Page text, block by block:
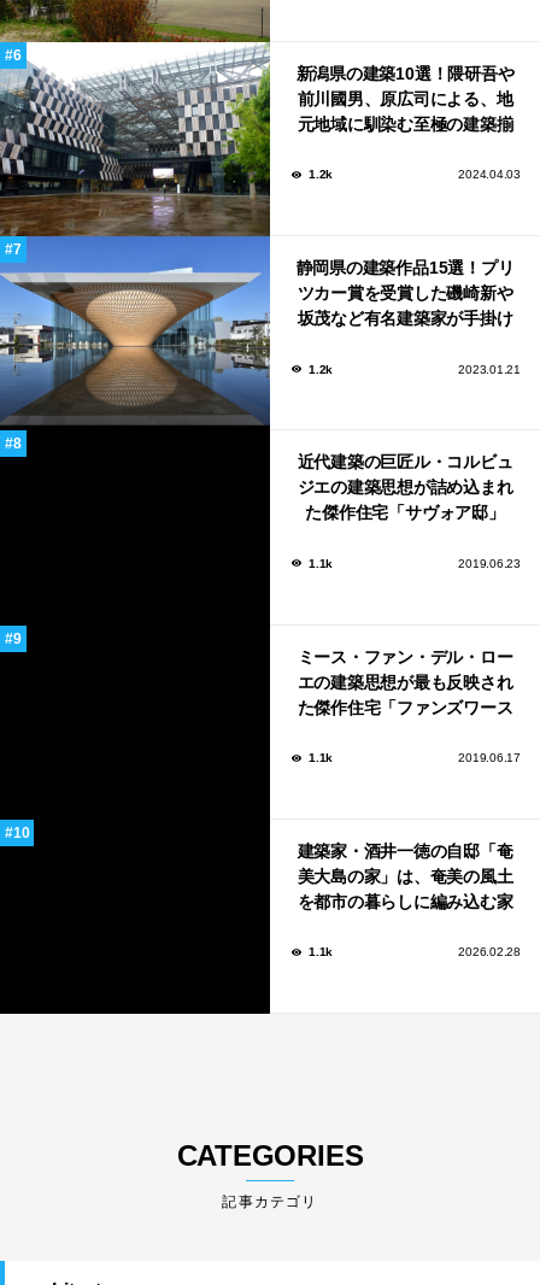
新潟県の建築10選！隈研吾や
前川國男、原広司による、地
元地域に馴染む至極の建築揃
1.2k 2024.04.03
静岡県の建築作品15選！プリ
ツカー賞を受賞した磯崎新や
坂茂など有名建築家が手掛け
1.2k 2023.01.21
近代建築の巨匠ル・コルビュ
ジエの建築思想が詰め込まれ
た傑作住宅「サヴォア邸」
1.1k 2019.06.23
ミース・ファン・デル・ロー
エの建築思想が最も反映され
た傑作住宅「ファンズワース
1.1k 2019.06.17
建築家・酒井一徳の自邸「奄
美大島の家」は、奄美の風土
を都市の暮らしに編み込む家
1.1k 2026.02.28
CATEGORIES